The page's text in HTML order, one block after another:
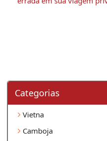
Categorias
Vietna
Camboja